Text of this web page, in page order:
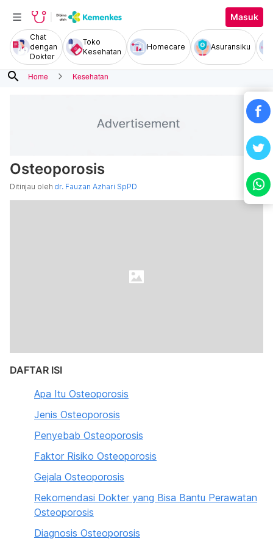
Masuk
Chat
dengan
Dokter
Toko
Kesehatan
Homecare Asuransiku
search Home Kesehatan
Osteoporosis
Ditinjau oleh dr. Fauzan Azhari SpPD
DAFTAR ISI
Apa Itu Osteoporosis
Jenis Osteoporosis
Penyebab Osteoporosis
Faktor Risiko Osteoporosis
Gejala Osteoporosis
Rekomendasi Dokter yang Bisa Bantu Perawatan
Osteoporosis
Diagnosis Osteoporosis